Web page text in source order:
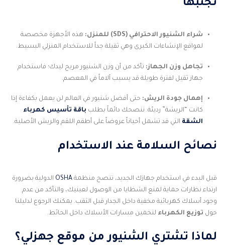
تجنبها
شراء الشنيور الاحترافي (SDS) للمنزل:
هذه الأجهزة مخصصة
لمواقع الإنشاءات الكبرى وهي ثقيلة جداً للاستخدام المنزلي البسيط.
تجاهل وزن الجهاز: تأكد من أن وزن الشنيور مريح ليدك؛ فاستخدام
جهاز ثقيل لفترة طويلة قد يسبب آلاماً في المعصم.
إهمال جودة الريش: حتى أفضل شنيور في العالم لن يعمل بكفاءة إذا
كانت “الريشة” رديئة. ننصحك دائماً بطلب باقة تأسيس كهرباء
الشقة التي قد تشمل أحياناً عروضاً على أطقم اللقم والريش الأصلية.
نصائح السلامة عند الاستخدام
قبل البدء في استخدام جهازك الجديد، تنصح منظمة OSHA الدولية بضرورة
ارتداء نظارات حماية لمنع الشظايا من الوصول لعينيك، والتأكد من عدم
وجود أسلاك كهربائية مخفية داخل الجدار قبل الثقب. يمكنك الرجوع لدليلنا
حول توزيع الكهرباء لتخمين مسارات الأسلاك داخل الحائط.
لماذا تشتري الشنيور من موقع جهزلي؟